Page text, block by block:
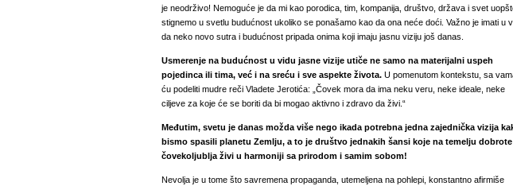
je neodrživo! Nemoguće je da mi kao porodica, tim, kompanija, društvo, država i svet
stignemo u svetlu budućnost ukoliko se ponašamo kao da ona neće doći. Važno je imati u
da neko novo sutra i budućnost pripada onima koji imaju jasnu viziju još danas.
Usmerenje na budućnost u vidu jasne vizije utiče ne samo na materijalni uspeh
pojedinca ili tima, već i na sreću i sve aspekte života. U pomenutom kontekstu, sa
ću podeliti mudre reči Vladete Jerotića: „Čovek mora da ima neku veru, neke ideale, neke
ciljeve za koje će se boriti da bi mogao aktivno i zdravo da živi.“
Međutim, svetu je danas možda više nego ikada potrebna jedna zajednička vizija
bismo spasili planetu Zemlju, a to je društvo jednakih šansi koje na temelju
čovekoljublja živi u harmoniji sa prirodom i samim sobom!
Nevolja je u tome što savremena propaganda, utemeljena na pohlepi, konstantno afirmiše